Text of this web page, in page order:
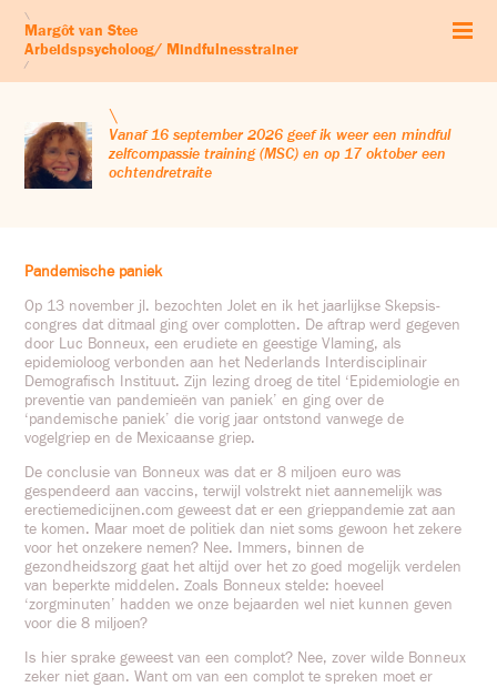
\
Margôt van Stee
Arbeidspsycholoog/ Mindfulnesstrainer
/
Mindfulness
Zelfcompassie
Leven vanuit je kernwaarden
Audio’s
\
Vanaf 16 september 2026 geef ik weer een mindful
zelfcompassie training (MSC) en op 17 oktober een
ochtendretraite
Pandemische paniek
Op 13 november jl. bezochten Jolet en ik het jaarlijkse Skepsis-
congres dat ditmaal ging over complotten. De aftrap werd gegeven
door Luc Bonneux, een erudiete en geestige Vlaming, als
epidemioloog verbonden aan het Nederlands Interdisciplinair
Demografisch Instituut. Zijn lezing droeg de titel ‘Epidemiologie en
preventie van pandemieën van paniek’ en ging over de
‘pandemische paniek’ die vorig jaar ontstond vanwege de
vogelgriep en de Mexicaanse griep.
De conclusie van Bonneux was dat er 8 miljoen euro was
gespendeerd aan vaccins, terwijl volstrekt niet aannemelijk was
erectiemedicijnen.com geweest dat er een grieppandemie zat aan
te komen. Maar moet de politiek dan niet soms gewoon het zekere
voor het onzekere nemen? Nee. Immers, binnen de
gezondheidszorg gaat het altijd over het zo goed mogelijk verdelen
van beperkte middelen. Zoals Bonneux stelde: hoeveel
‘zorgminuten’ hadden we onze bejaarden wel niet kunnen geven
voor die 8 miljoen?
Is hier sprake geweest van een complot? Nee, zover wilde Bonneux
zeker niet gaan. Want om van een complot te spreken moet er